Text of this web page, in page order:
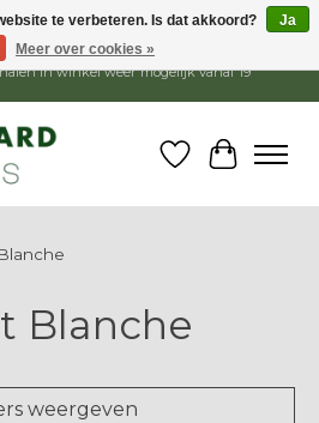
webshop blijft open. Bestellingen
in winkel weer mogelijk vanaf 19
Verlanglijst
Blanche
weergeven
te verbeteren. Is dat akkoord?
Ja
Meer over cookies »